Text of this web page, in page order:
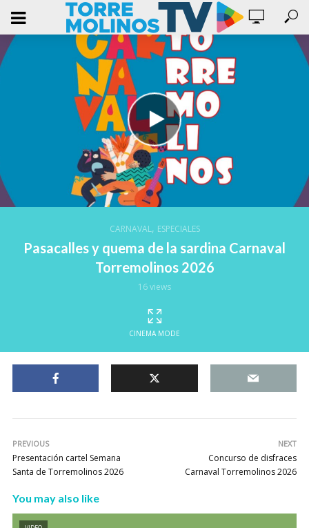
CARNAVAL, ESPECIALES
Pasacalles y quema de la sardina Carnaval
Torremolinos 2026
16 views
CINEMA MODE
PREVIOUS
Presentación cartel Semana
Santa de Torremolinos 2026
NEXT
Concurso de disfraces
Carnaval Torremolinos 2026
You may also like